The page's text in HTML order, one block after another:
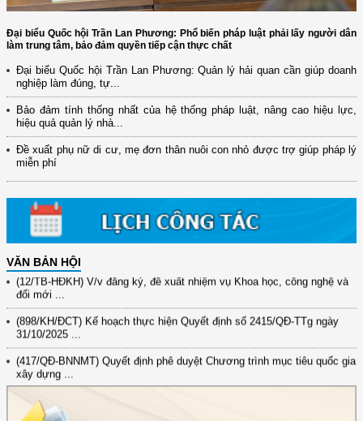
Đại biểu Quốc hội Trần Lan Phương: Phổ biến pháp luật phải lấy người dân
làm trung tâm, bảo đảm quyền tiếp cận thực chất
Đại biểu Quốc hội Trần Lan Phương: Quản lý hải quan cần giúp doanh
nghiệp làm đúng, tự...
Bảo đảm tính thống nhất của hệ thống pháp luật, nâng cao hiệu lực,
hiệu quả quản lý nhà...
Đề xuất phụ nữ di cư, mẹ đơn thân nuôi con nhỏ được trợ giúp pháp lý
miễn phí
VĂN BẢN HỘI
(12/TB-HĐKH) V/v đăng ký, đề xuất nhiệm vụ Khoa học, công nghệ và
đổi mới ...
(898/KH/ĐCT) Kế hoạch thực hiện Quyết định số 2415/QĐ-TTg ngày
31/10/2025 ...
(417/QĐ-BNNMT) Quyết định phê duyệt Chương trình mục tiêu quốc gia
xây dựng ...
9/9/2025 của Bộ ...